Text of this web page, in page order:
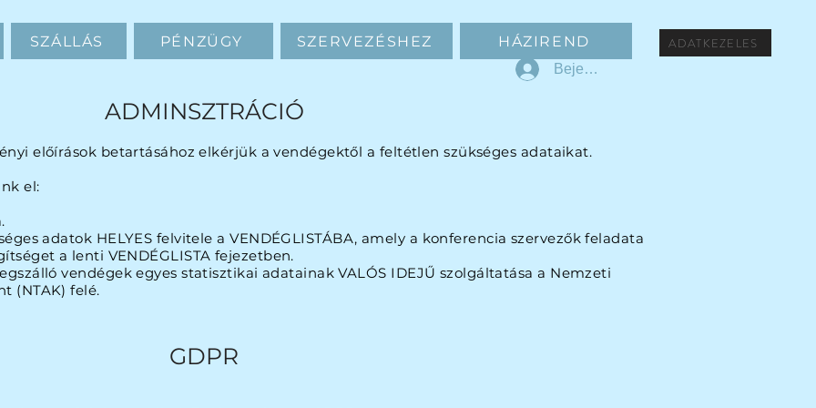
Bejelentkezés
ADATKEZELES
SZÁLLÁS PÉNZÜGY SZERVEZÉSHEZ HÁZIREND
ADMINSZTRÁCIÓ
előírások betartásához elkérjük a vendégektől a feltétlen szükséges adataikat.
el:
adatok HELYES felvitele a VENDÉGLISTÁBA, amely a konferencia szervezők feladata
a lenti VENDÉGLISTA fejezetben.
vendégek egyes statisztikai adatainak VALÓS IDEJŰ szolgáltatása a Nemzeti
(NTAK) felé.
GDPR